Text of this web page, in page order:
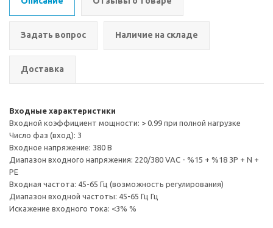
Задать вопрос Наличие на складе
Доставка
Входные характеристики
Входной коэффициент мощности: > 0.99 при полной нагрузке
Число фаз (вход): 3
Входное напряжение: 380 В
Диапазон входного напряжения: 220/380 VAC - %15 + %18 3P + N +
PE
Входная частота: 45-65 Гц (возможность регулирования)
Диапазон входной частоты: 45-65 Гц Гц
Искажение входного тока: <3% %